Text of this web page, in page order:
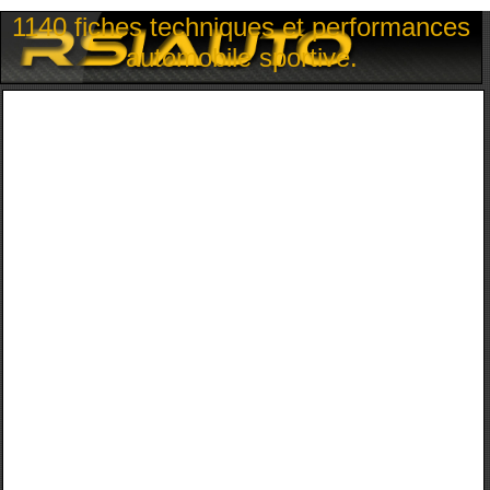
1140 fiches techniques et performances
automobile sportive.